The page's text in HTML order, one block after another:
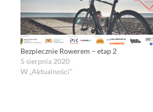
Bezpiecznie Rowerem – etap 2
5 sierpnia 2020
W „Aktualności"